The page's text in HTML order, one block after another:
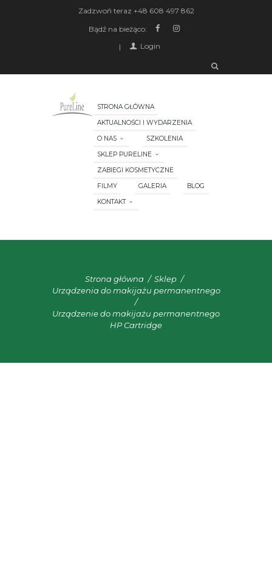
Zadzwoń teraz +48 608 497 862
Bądź na bieżąco:
Login
STRONA GŁÓWNA
AKTUALNOŚCI I WYDARZENIA
O NAS
SZKOLENIA
SKLEP PURELINE
ZABIEGI KOSMETYCZNE
FILMY
GALERIA
BLOG
KONTAKT
Strona główna
Sklep
Urządzenia do makijażu permanentnego
Urządzenie do makijażu permanentnego
HP Cartridge